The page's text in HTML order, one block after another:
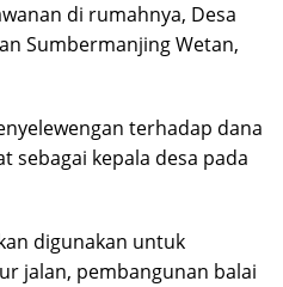
di rumahnya, Desa
Sumbermanjing Wetan,
terhadap dana
sebagai kepala desa pada
digunakan untuk
jalan, pembangunan balai